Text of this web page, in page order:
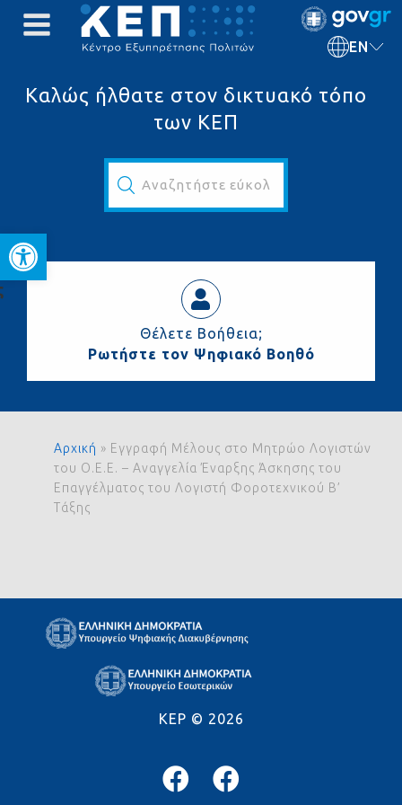
Open toolbar
EN
Καλώς ήλθατε στον δικτυακό τόπο
των ΚΕΠ
Αναζητήστε εύκολα και γρήγορα...
Θέλετε Βοήθεια;
Ρωτήστε τον Ψηφιακό Βοηθό
Αρχική » Εγγραφή Μέλους στο Μητρώο Λογιστών
του Ο.Ε.Ε. – Αναγγελία Έναρξης Άσκησης του
Επαγγέλματος του Λογιστή Φοροτεχνικού Β’
Τάξης
KEP © 2026